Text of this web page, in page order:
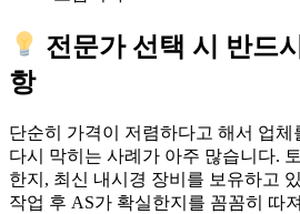
전문가 선택 시 반드
항
단순히 가격이 저렴하다고 해서 업
다시 막히는 사례가 아주 많습니다.
한지, 최신 내시경 장비를 보유하고
작업 후 AS가 확실한지를 꼼꼼히 따